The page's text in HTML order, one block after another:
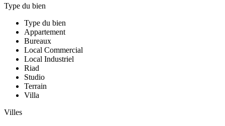
Type du bien
Type du bien
Appartement
Bureaux
Local Commercial
Local Industriel
Riad
Studio
Terrain
Villa
Villes